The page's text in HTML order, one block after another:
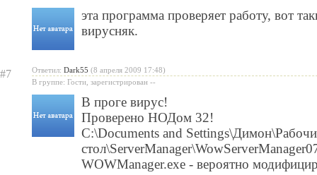
эта программа проверяет работу, вот
вирусняк.
#7 Ответил: Dark55 (8 апреля 2009 17:48)
В группе: Гости, зарегистрирован --
В проге вирус!
Проверено НОДом 32!
C:\Documents and
WOWManager.exe - вероятно